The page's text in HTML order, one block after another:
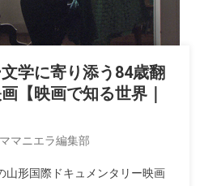
学に寄り添う84歳翻
【映画で知る世界｜
マニエラ編集部
山形国際ドキュメンタリー映画